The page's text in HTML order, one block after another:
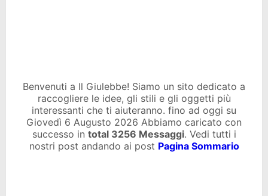
Benvenuti a Il Giulebbe! Siamo un sito dedicato a
raccogliere le idee, gli stili e gli oggetti più
interessanti che ti aiuteranno. fino ad oggi su
Giovedì 6 Augusto 2026 Abbiamo caricato con
successo in total 3256 Messaggi. Vedi tutti i
nostri post andando ai post Pagina Sommario